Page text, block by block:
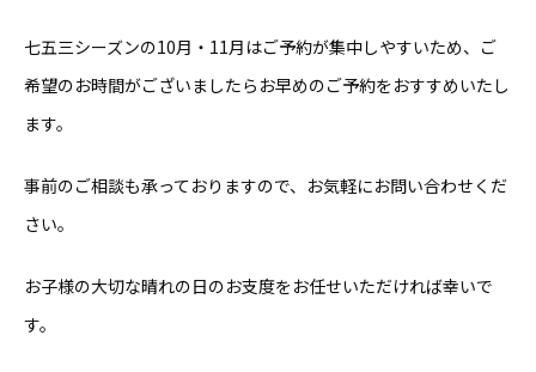
七五三シーズンの10月・11月はご予約が集中しやすいため、ご
希望のお時間がございましたらお早めのご予約をおすすめいたし
ます。
事前のご相談も承っておりますので、お気軽にお問い合わせくだ
さい。
お子様の大切な晴れの日のお支度をお任せいただければ幸いで
す。